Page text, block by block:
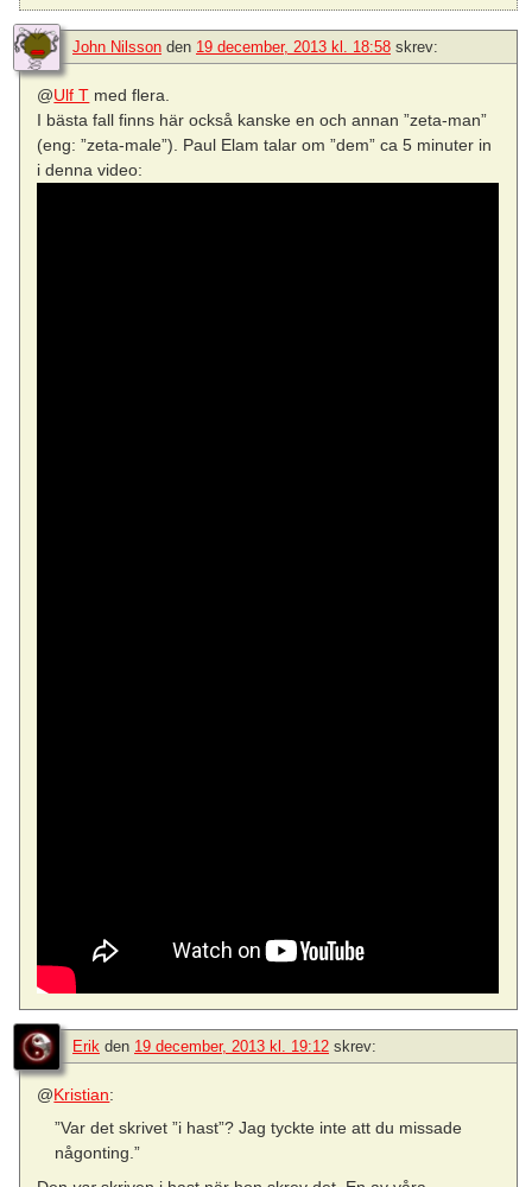
John Nilsson den 19 december, 2013 kl. 18:58 skrev:
@Ulf T med flera.
I bästa fall finns här också kanske en och annan ”zeta-man”
(eng: ”zeta-male”). Paul Elam talar om ”dem” ca 5 minuter in
i denna video:
Erik den 19 december, 2013 kl. 19:12 skrev:
@Kristian:
”Var det skrivet ”i hast”? Jag tyckte inte att du missade
någonting.”